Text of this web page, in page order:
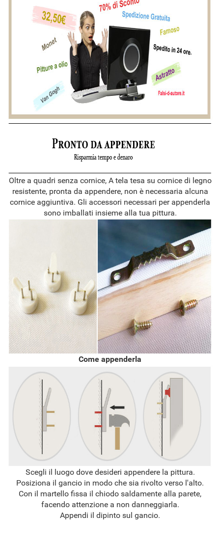
Oltre a quadri senza cornice, A tela tesa su cornice di legno
resistente, pronta da appendere, non è necessaria alcuna
cornice aggiuntiva. Gli accessori necessari per appenderla
sono imballati insieme alla tua pittura.
Come appenderla
Scegli il luogo dove desideri appendere la pittura.
Posiziona il gancio in modo che sia rivolto verso l'alto.
Con il martello fissa il chiodo saldamente alla parete,
facendo attenzione a non danneggiarla.
Appendi il dipinto sul gancio.